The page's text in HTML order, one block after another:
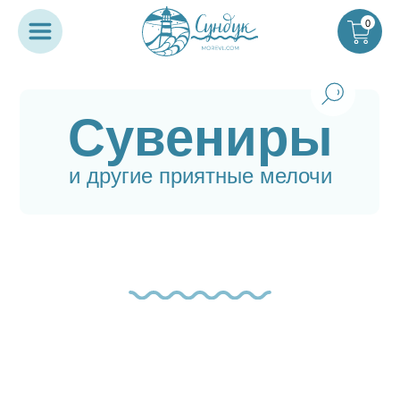
0
Сувениры
и другие приятные мелочи